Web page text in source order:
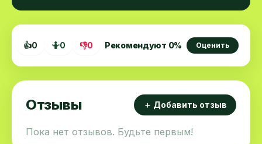
👍0 🤷0 👎0 Рекомендуют 0% Оценить
Отзывы ＋ Добавить отзыв
Пока нет отзывов. Будьте первым!